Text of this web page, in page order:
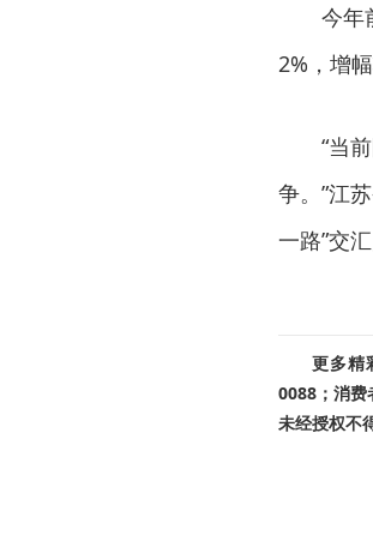
今年
2%，增
“当
争。”江
一路”交
更多精
0088；消费
未经授权不